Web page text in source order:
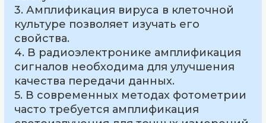
3. Амплификация вирусa в клеточной
культуре позволяет изучать его
свойства.
4. В радиоэлектронике амплификация
сигналов необходима для улучшения
качества передачи данных.
5. В современных методах фотометрии
часто требуется амплификация